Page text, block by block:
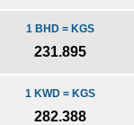
1 BHD = KGS
231.895
1 KWD = KGS
282.388